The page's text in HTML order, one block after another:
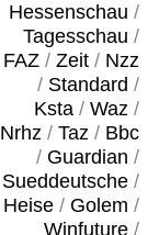
Hessenschau /
Tagesschau /
FAZ/ Zeit/ Nzz
/ Standard /
Ksta/ Waz/
Nrhz/ Taz/ Bbc
/ Guardian /
Sueddeutsche/
Heise/ Golem /
Winfuture/